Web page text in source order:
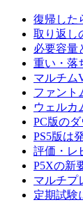
復帰した
取り返し
必要容量
重い・落
マルチム
ファント
ウェルカ
PC版の
PS5版は
評価・レ
P5Xの新
マルチプ
定期試験